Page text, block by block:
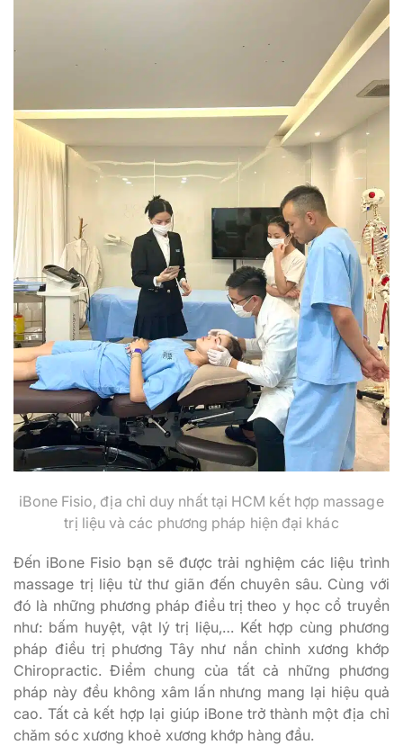
iBone Fisio, địa chỉ duy nhất tại HCM kết hợp massage
trị liệu và các phương pháp hiện đại khác
Đến iBone Fisio bạn sẽ được trải nghiệm các liệu trình
massage trị liệu từ thư giãn đến chuyên sâu. Cùng với
đó là những phương pháp điều trị theo y học cổ truyền
như: bấm huyệt, vật lý trị liệu,… Kết hợp cùng phương
pháp điều trị phương Tây như nắn chỉnh xương khớp
Chiropractic. Điểm chung của tất cả những phương
pháp này đều không xâm lấn nhưng mang lại hiệu quả
cao. Tất cả kết hợp lại giúp iBone trở thành một địa chỉ
chăm sóc xương khoẻ xương khớp hàng đầu.